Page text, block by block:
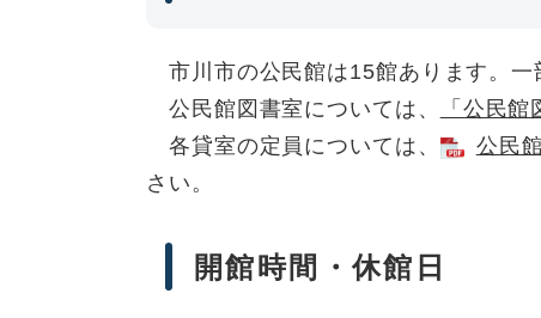
市川市の公民館は15館あります。一
公民館図書室については、
「公民
各貸室の定員については、
公民
さい。
開館時間・休館日